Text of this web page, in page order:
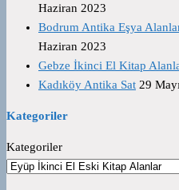
Haziran 2023
Bodrum Antika Eşya
Haziran 2023
Gebze İkinci El Kitap
Kadıköy Antika Sat 29
Kategoriler
Kategoriler